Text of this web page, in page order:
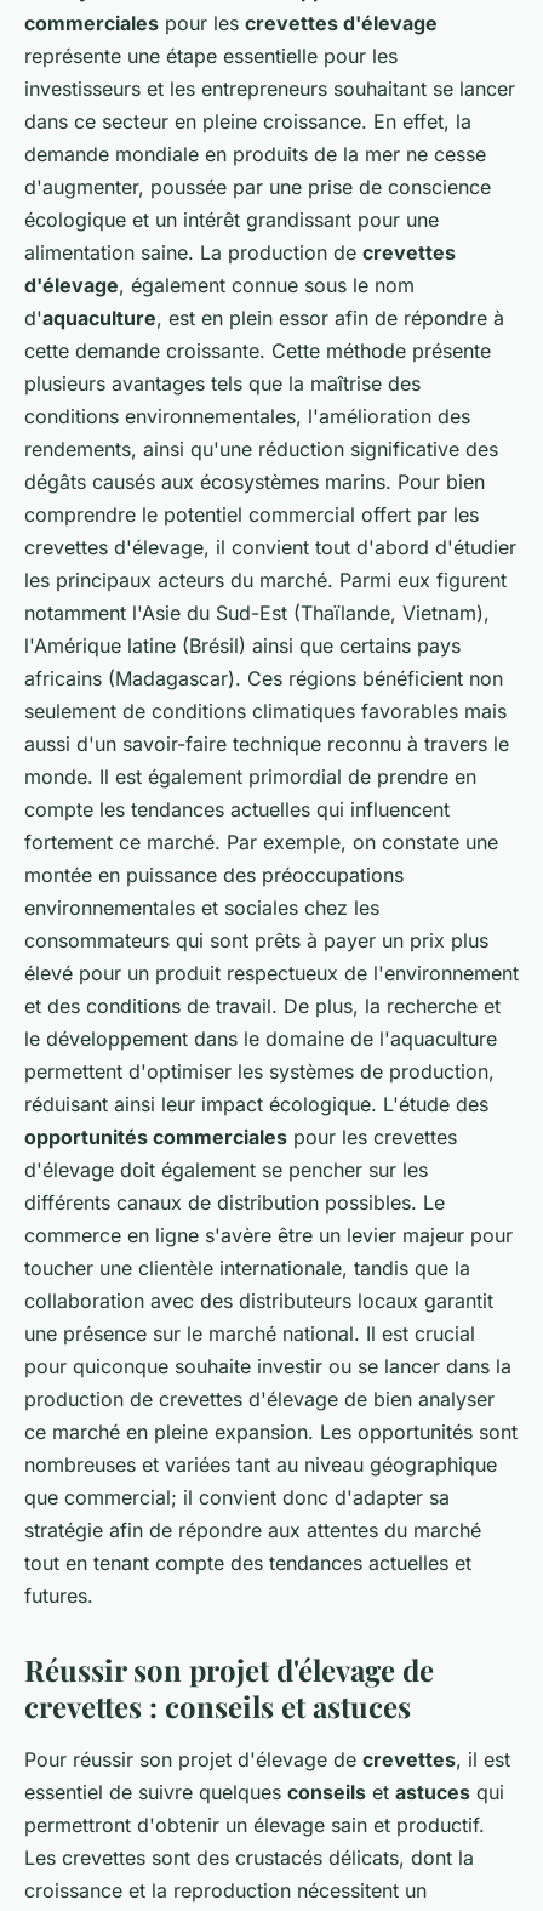
commerciales pour les crevettes d'élevage
représente une étape essentielle pour les
investisseurs et les entrepreneurs souhaitant se lancer
dans ce secteur en pleine croissance. En effet, la
demande mondiale en produits de la mer ne cesse
d'augmenter, poussée par une prise de conscience
écologique et un intérêt grandissant pour une
alimentation saine. La production de crevettes
d'élevage, également connue sous le nom
d'aquaculture, est en plein essor afin de répondre à
cette demande croissante. Cette méthode présente
plusieurs avantages tels que la maîtrise des
conditions environnementales, l'amélioration des
rendements, ainsi qu'une réduction significative des
dégâts causés aux écosystèmes marins. Pour bien
comprendre le potentiel commercial offert par les
crevettes d'élevage, il convient tout d'abord d'étudier
les principaux acteurs du marché. Parmi eux figurent
notamment l'Asie du Sud-Est (Thaïlande, Vietnam),
l'Amérique latine (Brésil) ainsi que certains pays
africains (Madagascar). Ces régions bénéficient non
seulement de conditions climatiques favorables mais
aussi d'un savoir-faire technique reconnu à travers le
monde. Il est également primordial de prendre en
compte les tendances actuelles qui influencent
fortement ce marché. Par exemple, on constate une
montée en puissance des préoccupations
environnementales et sociales chez les
consommateurs qui sont prêts à payer un prix plus
élevé pour un produit respectueux de l'environnement
et des conditions de travail. De plus, la recherche et
le développement dans le domaine de l'aquaculture
permettent d'optimiser les systèmes de production,
réduisant ainsi leur impact écologique. L'étude des
opportunités commerciales pour les crevettes
d'élevage doit également se pencher sur les
différents canaux de distribution possibles. Le
commerce en ligne s'avère être un levier majeur pour
toucher une clientèle internationale, tandis que la
collaboration avec des distributeurs locaux garantit
une présence sur le marché national. Il est crucial
pour quiconque souhaite investir ou se lancer dans la
production de crevettes d'élevage de bien analyser
ce marché en pleine expansion. Les opportunités sont
nombreuses et variées tant au niveau géographique
que commercial; il convient donc d'adapter sa
stratégie afin de répondre aux attentes du marché
tout en tenant compte des tendances actuelles et
futures.
Réussir son projet d'élevage de
crevettes : conseils et astuces
Pour réussir son projet d'élevage de crevettes, il est
essentiel de suivre quelques conseils et astuces qui
permettront d'obtenir un élevage sain et productif.
Les crevettes sont des crustacés délicats, dont la
croissance et la reproduction nécessitent un